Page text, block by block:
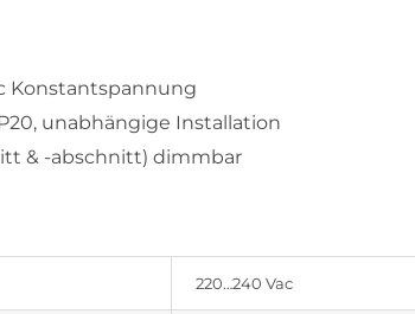
Konstantspannung
unabhängige Installation
& -abschnitt) dimmbar
220…240 Vac